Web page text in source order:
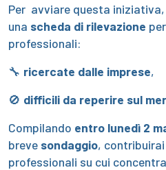
Per avviare questa
una scheda di rilevazione
professionali:
🔧 ricercate dalle imprese,
🚫 difficili da reperire sul
Compilando entro lunedì 2
breve sondaggio,
professionali su cui